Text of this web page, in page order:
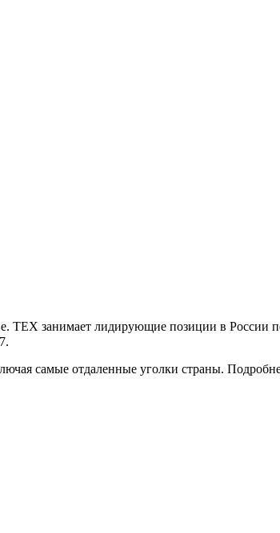
ТЕХ занимает лидирующие позиции в России
самые отдаленные уголки страны.